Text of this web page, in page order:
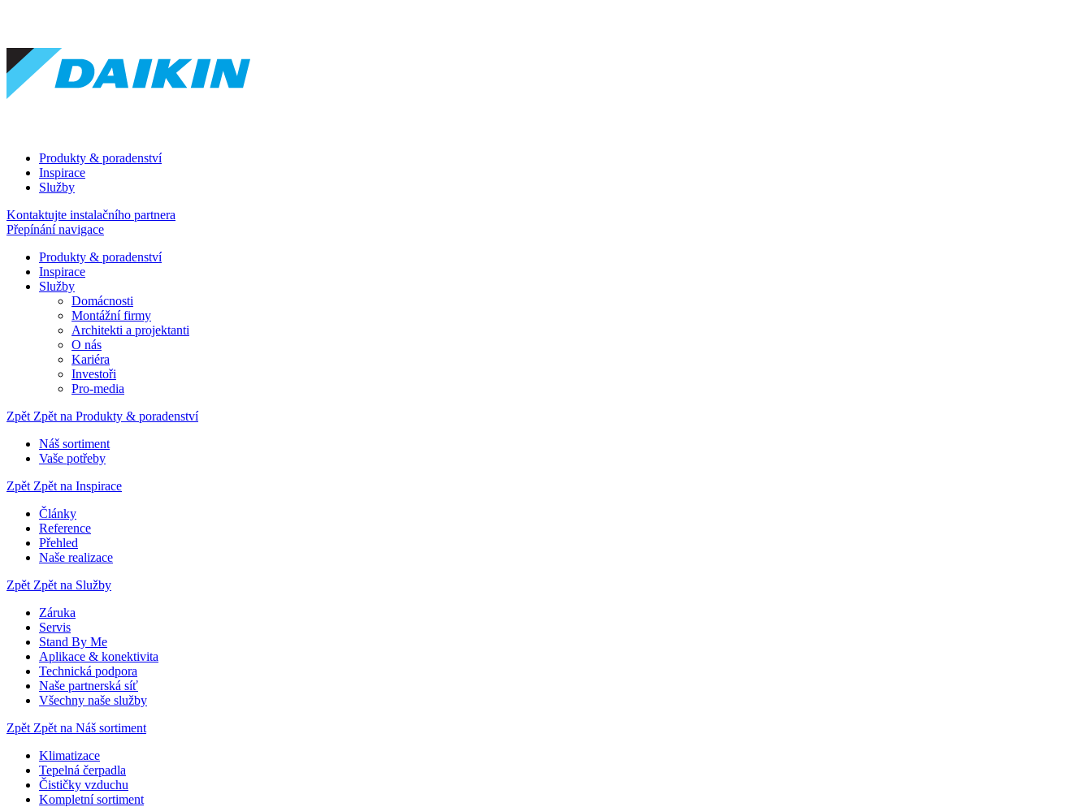
Produkty & poradenství
Inspirace
Služby
Kontaktujte instalačního partnera
Přepínání navigace
Produkty & poradenství
Inspirace
Služby
Domácnosti
Montážní firmy
Architekti a projektanti
O nás
Kariéra
Investoři
Pro-media
Zpět Zpět na Produkty & poradenství
Náš sortiment
Vaše potřeby
Zpět Zpět na Inspirace
Články
Reference
Přehled
Naše realizace
Zpět Zpět na Služby
Záruka
Servis
Stand By Me
Aplikace & konektivita
Technická podpora
Naše partnerská síť
Všechny naše služby
Zpět Zpět na Náš sortiment
Klimatizace
Tepelná čerpadla
Čističky vzduchu
Kompletní sortiment